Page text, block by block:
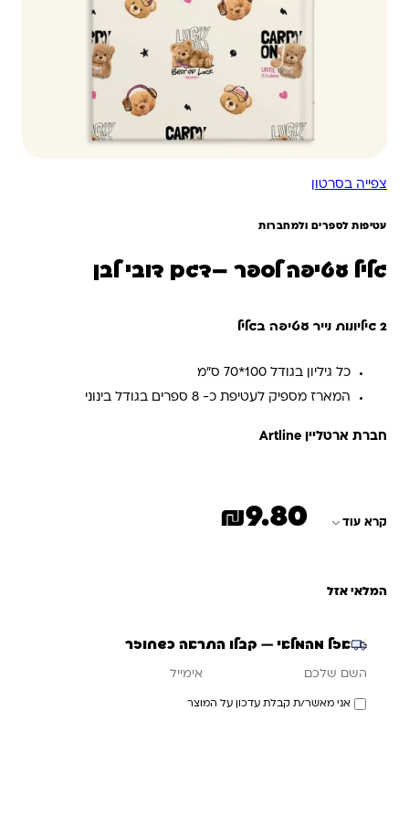
צפייה בסרטון
עטיפות לספרים ולמחברות
גליל עטיפה לספר –דגם דובי לבן
2 גיליונות נייר עטיפה בגליל
כל גיליון בגודל 100*70 ס”מ
המארז מספיק לעטיפת כ- 8 ספרים בגודל בינוני
חברת ארטליין Artline
קרא עוד ₪9.80
המלאי אזל
אזל מהמלאי — קבלו התראה כשחוזר
אני מאשר/ת קבלת עדכון על המוצר